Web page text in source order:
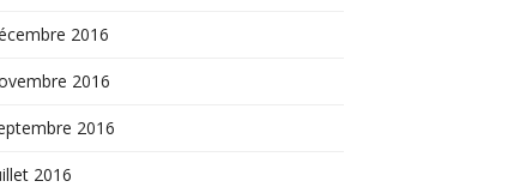
2016
2016
2016
2016